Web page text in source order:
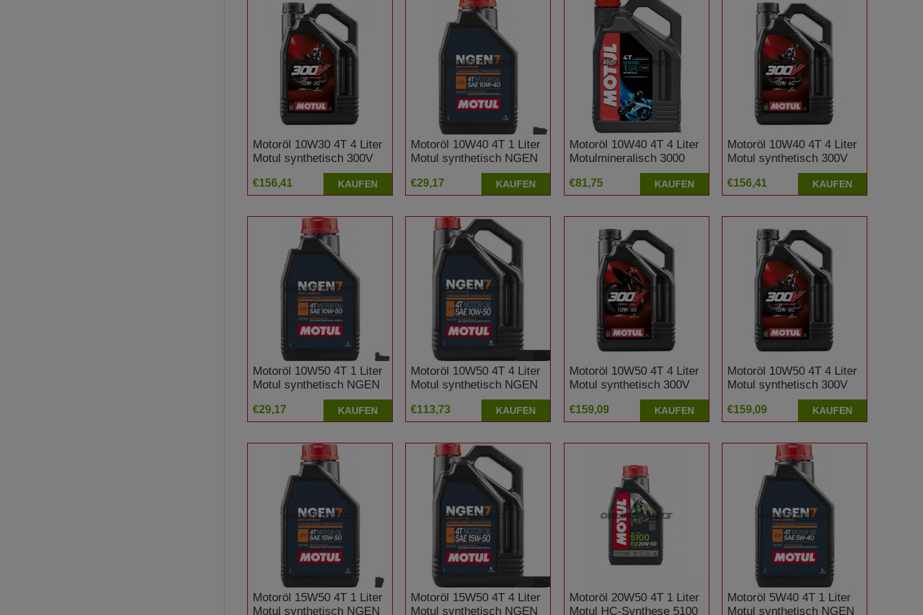
Motoröl 10W30 4T 4 Liter
Motul synthetisch 300V
Factory Line Offroad
Racing
€156,41 KAUFEN
Motoröl 10W40 4T 1 Liter
Motul synthetisch NGEN
€29,17 KAUFEN
Motoröl 10W40 4T 4 Liter
Motulmineralisch 3000
€81,75 KAUFEN
Motoröl 10W40 4T 4 Liter
Motul synthetisch 300V
Factory Line Offroad
Racing
€156,41 KAUFEN
Motoröl 10W50 4T 1 Liter
Motul synthetisch NGEN
€29,17 KAUFEN
Motoröl 10W50 4T 4 Liter
Motul synthetisch NGEN
€113,73 KAUFEN
Motoröl 10W50 4T 4 Liter
Motul synthetisch 300V
Factory Line Road Racing
€159,09 KAUFEN
Motoröl 10W50 4T 4 Liter
Motul synthetisch 300V
Factory Line Offroad
Racing
€159,09 KAUFEN
Motoröl 15W50 4T 1 Liter
Motul synthetisch NGEN
Motoröl 15W50 4T 4 Liter
Motul synthetisch NGEN
Motoröl 20W50 4T 1 Liter
Motul HC-Synthese 5100
Motoröl 5W40 4T 1 Liter
Motul synthetisch NGEN